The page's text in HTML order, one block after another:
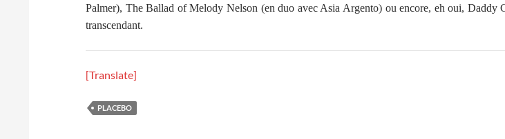
Palmer), The Ballad of Melody Nelson (en duo avec Asia Argento) ou encore, eh oui, Daddy
transcendant.
[Translate]
PLACEBO